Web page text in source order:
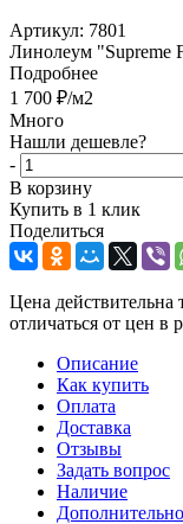
Артикул: 7801
Линолеум "Supreme
Подробнее
1 700 ₽/м2
Много
Нашли дешевле?
-
В корзину
Купить в 1 клик
Поделиться
Цена действительна
отличаться от цен в
Описание
Как купить
Оплата
Доставка
Отзывы
Задать вопрос
Наличие
Дополнительно